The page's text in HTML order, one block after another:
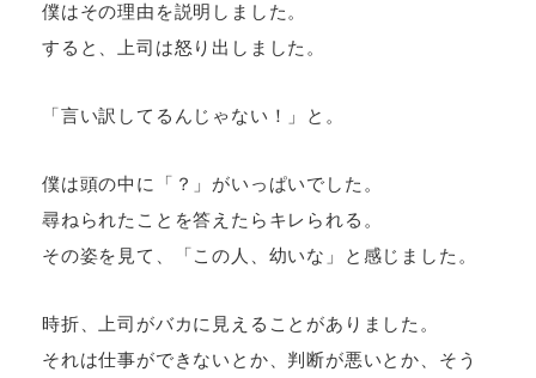
僕はその理由を説明しました。
すると、上司は怒り出しました。
「言い訳してるんじゃない！」と。
僕は頭の中に「？」がいっぱいでした。
尋ねられたことを答えたらキレられる。
その姿を見て、「この人、幼いな」と感じました。
時折、上司がバカに見えることがありました。
それは仕事ができないとか、判断が悪いとか、そう